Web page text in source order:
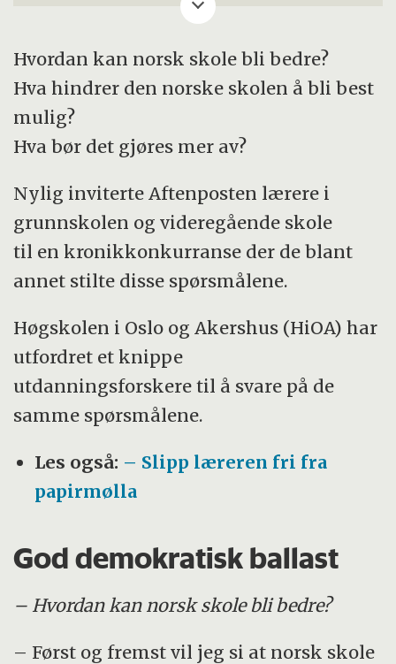
utdanningsforskere hva som skal til for at
norsk skole skal bli bedre.
Vi publiserer svarene fortløpende. I dag
svarer Bjørn Smestad, som er førstelektor
ved lærerutdanningen og forsker på
matematikk i skolen.
Tidligere artikler i serien:– Slipp læreren fri
fra papirmølla(23. august 2015)
Hvordan kan norsk skole bli bedre?
Hva hindrer den norske skolen å bli best
mulig?
Hva bør det gjøres mer av?
Nylig inviterte Aftenposten lærere i
grunnskolen og videregående skole
til en kronikkonkurranse der de blant
annet stilte disse spørsmålene.
Høgskolen i Oslo og Akershus (HiOA) har
utfordret et knippe
utdanningsforskere til å svare på de
samme spørsmålene.
Les også: – Slipp læreren fri fra
papirmølla
God demokratisk ballast
– Hvordan kan norsk skole bli bedre?
– Først og fremst vil jeg si at norsk skole